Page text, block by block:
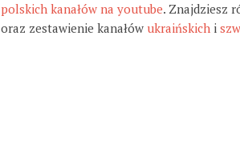
polskich kanałów na youtube. Znajdziesz
oraz zestawienie kanałów ukraińskich i